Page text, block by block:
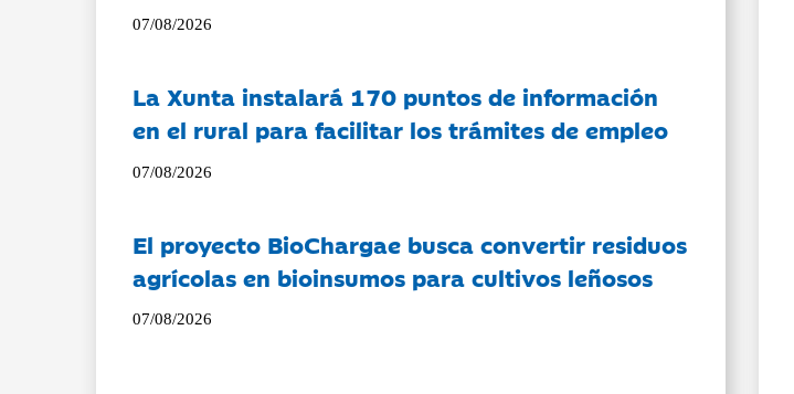
07/08/2026
La Xunta instalará 170 puntos de información
en el rural para facilitar los trámites de empleo
07/08/2026
El proyecto BioChargae busca convertir residuos
agrícolas en bioinsumos para cultivos leñosos
07/08/2026